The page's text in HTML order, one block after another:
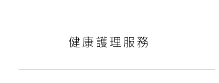
健康護理服務